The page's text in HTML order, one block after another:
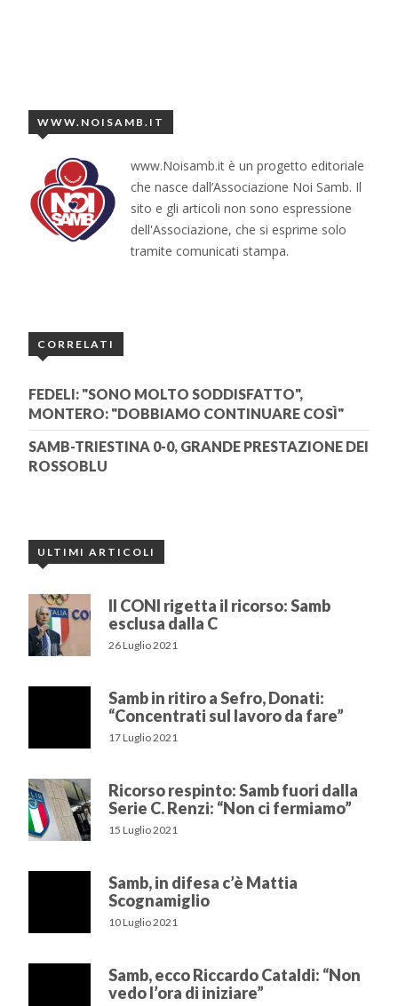
WWW.NOISAMB.IT
www.Noisamb.it è un progetto editoriale
che nasce dall’Associazione Noi Samb. Il
sito e gli articoli non sono espressione
dell'Associazione, che si esprime solo
tramite comunicati stampa.
CORRELATI
FEDELI: "SONO MOLTO SODDISFATTO",
MONTERO: "DOBBIAMO CONTINUARE COSÌ"
SAMB-TRIESTINA 0-0, GRANDE PRESTAZIONE DEI
ROSSOBLU
ULTIMI ARTICOLI
Il CONI rigetta il ricorso: Samb
esclusa dalla C
26 Luglio 2021
Samb in ritiro a Sefro, Donati:
“Concentrati sul lavoro da fare”
17 Luglio 2021
Ricorso respinto: Samb fuori dalla
Serie C. Renzi: “Non ci fermiamo”
15 Luglio 2021
Samb, in difesa c’è Mattia
Scognamiglio
10 Luglio 2021
Samb, ecco Riccardo Cataldi: “Non
vedo l’ora di iniziare”